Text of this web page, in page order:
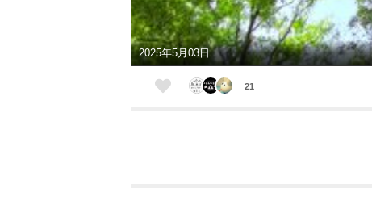
2025年5月03日
21